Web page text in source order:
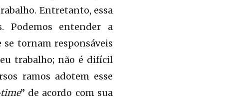
Entretanto, essa
Podemos entender a
tornam responsáveis
trabalho; não é difícil
ramos adotem esse
” de acordo com sua